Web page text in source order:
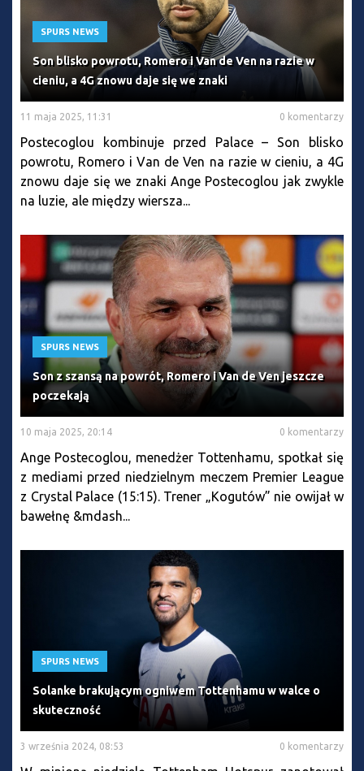
SPURS NEWS
Son blisko powrotu, Romero i Van de Ven na razie w
cieniu, a 4G znowu daje się we znaki
11 maja 2025, 11:31 0 komentarzy
Postecoglou kombinuje przed Palace – Son blisko
powrotu, Romero i Van de Ven na razie w cieniu, a 4G
znowu daje się we znaki Ange Postecoglou jak zwykle
na luzie, ale między wiersza...
SPURS NEWS
Son z szansą na powrót, Romero i Van de Ven jeszcze
poczekają
10 maja 2025, 20:14 0 komentarzy
Ange Postecoglou, menedżer Tottenhamu, spotkał się
z mediami przed niedzielnym meczem Premier League
z Crystal Palace (15:15). Trener „Kogutów” nie owijał w
bawełnę &mdash...
SPURS NEWS
Solanke brakującym ogniwem Tottenhamu w walce o
skuteczność
3 września 2024, 08:53 0 komentarzy